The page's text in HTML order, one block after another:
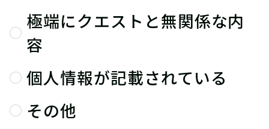
極端にクエストと無関係な内
容
個人情報が記載されている
その他